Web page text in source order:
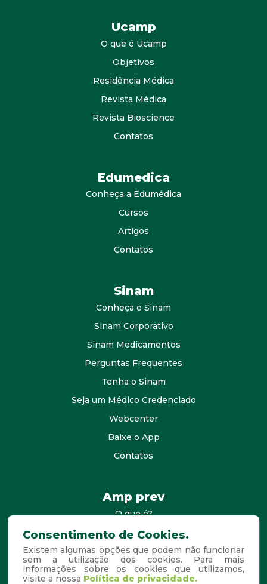
Ucamp
O que é Ucamp
Objetivos
Residência Médica
Revista Médica
Revista Bioscience
Contatos
Edumedica
Conheça a Edumédica
Cursos
Artigos
Contatos
Sinam
Conheça o Sinam
Sinam Corporativo
Sinam Medicamentos
Perguntas Frequentes
Tenha o Sinam
Seja um Médico Credenciado
Webcenter
Baixe o App
Contatos
Amp prev
O que é?
consultores
Agende Sua Visita
Perguntas Frequentes
Consentimento de Cookies.
Existem algumas opções que podem não funcionar
sem a utilização dos cookies. Para mais
informações sobre os cookies que utilizamos,
visite a nossa Política de privacidade.